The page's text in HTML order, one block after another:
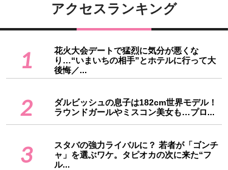
アクセスランキング
1
花火大会デートで猛烈に気分が悪くな
り…“いまいちの相手”とホテルに行って大
後悔／...
2
ダルビッシュの息子は182cm世界モデル！
ラウンドガールやミスコン美女も…プロ...
3
スタバの強力ライバルに？ 若者が「ゴンチ
ャ」を選ぶワケ。タピオカの次に来た“フ
ル...